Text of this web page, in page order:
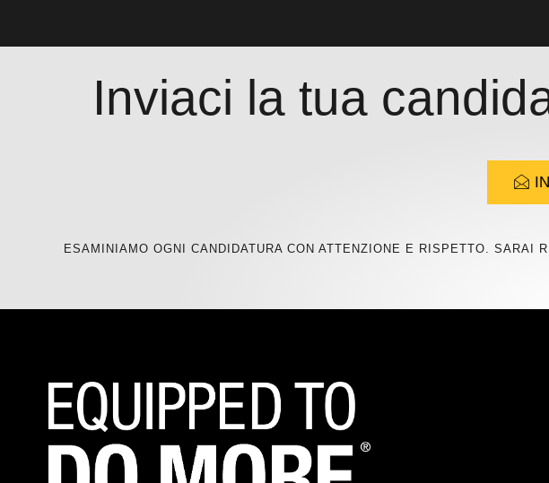
Inviaci la tua
ESAMINIAMO OGNI CANDIDATURA CON ATTENZIONE E RISPETTO.